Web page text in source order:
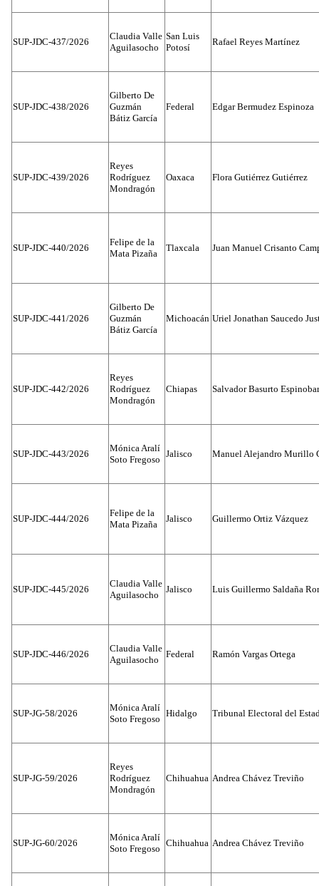
SUP-JDC-437/2026
Claudia Valle
Aguilasocho
San Luis
Potosí
Rafael Reyes Martínez
SUP-JDC-438/2026
Gilberto De
Guzmán
Bátiz García
Federal Edgar Bermudez Espinoza
SUP-JDC-439/2026
Reyes
Rodríguez
Mondragón
Oaxaca Flora Gutiérrez Gutiérrez
SUP-JDC-440/2026
Felipe de la
Mata Pizaña
Tlaxcala Juan Manuel Crisanto
SUP-JDC-441/2026
Gilberto De
Guzmán
Bátiz García
Michoacán Uriel Jonathan Saucedo
SUP-JDC-442/2026
Reyes
Rodríguez
Mondragón
Chiapas Salvador Basurto
SUP-JDC-443/2026
Mónica Aralí
Soto Fregoso
Jalisco Manuel Alejandro Murillo
SUP-JDC-444/2026
Felipe de la
Mata Pizaña
Jalisco Guillermo Ortiz Vázquez
SUP-JDC-445/2026
Claudia Valle
Aguilasocho
Jalisco Luis Guillermo Saldaña
SUP-JDC-446/2026
Claudia Valle
Aguilasocho
Federal Ramón Vargas Ortega
SUP-JG-58/2026
Mónica Aralí
Soto Fregoso
Hidalgo Tribunal Electoral del
SUP-JG-59/2026
Reyes
Rodríguez
Mondragón
Chihuahua Andrea Chávez Treviño
SUP-JG-60/2026
Mónica Aralí
Soto Fregoso
Chihuahua Andrea Chávez Treviño